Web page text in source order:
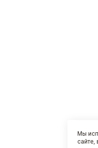
Мы
сайте,